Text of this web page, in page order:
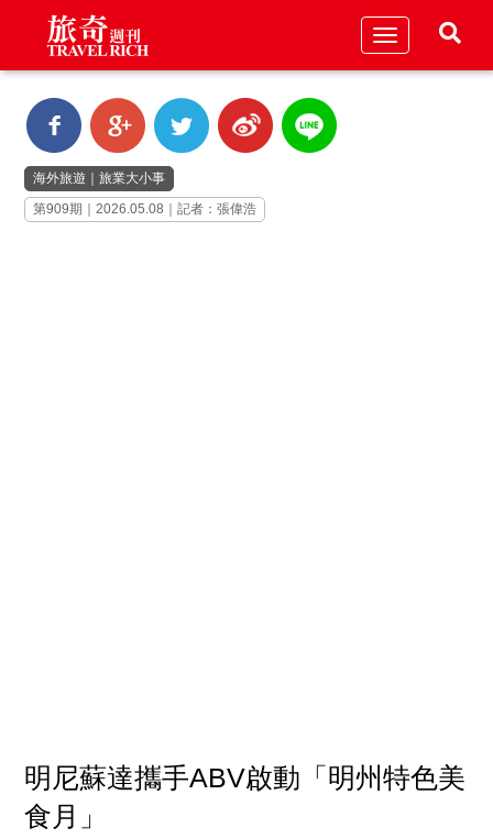
Toggle
海外旅遊 ｜旅業大小事
第909期｜2026.05.08｜記者：張偉浩
明尼蘇達攜手ABV啟動「明州特色美
食月」